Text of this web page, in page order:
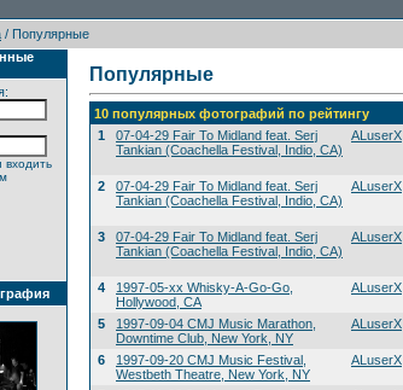
/ Популярные
входить
Популярные
10 популярных фотографий по рейтингу
1
07-04-29 Fair To Midland feat. Serj
Tankian (Coachella Festival, Indio, CA)
ALuserX
2
07-04-29 Fair To Midland feat. Serj
Tankian (Coachella Festival, Indio, CA)
ALuserX
3
07-04-29 Fair To Midland feat. Serj
Tankian (Coachella Festival, Indio, CA)
ALuserX
4
1997-05-xx Whisky-A-Go-Go,
Hollywood, CA
ALuserX
5
1997-09-04 CMJ Music Marathon,
Downtime Club, New York, NY
ALuserX
6
1997-09-20 CMJ Music Festival,
Westbeth Theatre, New York, NY
ALuserX